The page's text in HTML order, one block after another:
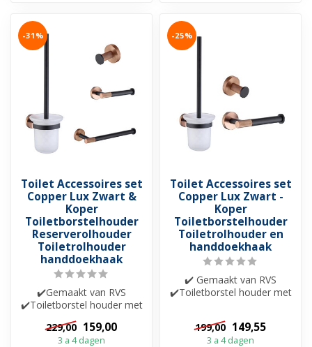
-31%
Toilet Accessoires set
Copper Lux Zwart &
Koper
Toiletborstelhouder
Reserverolhouder
Toiletrolhouder
handdoekhaak
✔️Gemaakt van RVS
✔️Toiletborstel houder met
glazen bak
✔️Handdoekhaak✔️Toiletro...
229,00 159,00
3 a 4 dagen
-25%
Toilet Accessoires set
Copper Lux Zwart -
Koper
Toiletborstelhouder
Toiletrolhouder en
handdoekhaak
✔️ Gemaakt van RVS
✔️Toiletborstel houder met
Handdoekhaak ✔️Toile...
199,00 149,55
3 a 4 dagen